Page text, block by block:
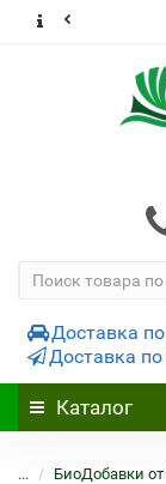
Доставка
Доставка по
Каталог
... БиоДобавки